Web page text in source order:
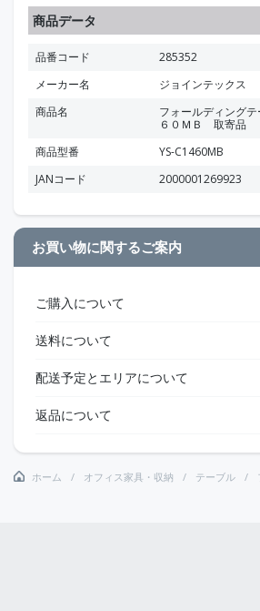
商品データ
品番コード
285352
メーカー名
ジョインテックス
商品名
フォールディング
６０ＭＢ 取寄品
商品型番
YS-C1460MB
JANコード
2000001269923
お買い物に関するご案内
ご購入について
送料について
配送予定とエリアについて
返品について
ホーム オフィス家具・収納 テーブル